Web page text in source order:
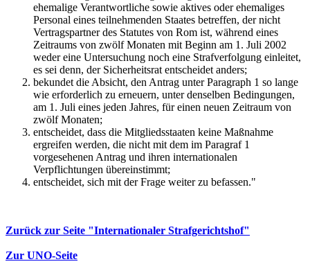
ehemalige Verantwortliche sowie aktives oder ehemaliges
Personal eines teilnehmenden Staates betreffen, der nicht
Vertragspartner des Statutes von Rom ist, während eines
Zeitraums von zwölf Monaten mit Beginn am 1. Juli 2002
weder eine Untersuchung noch eine Strafverfolgung einleitet,
es sei denn, der Sicherheitsrat entscheidet anders;
bekundet die Absicht, den Antrag unter Paragraph 1 so lange
wie erforderlich zu erneuern, unter denselben Bedingungen,
am 1. Juli eines jeden Jahres, für einen neuen Zeitraum von
zwölf Monaten;
entscheidet, dass die Mitgliedsstaaten keine Maßnahme
ergreifen werden, die nicht mit dem im Paragraf 1
vorgesehenen Antrag und ihren internationalen
Verpflichtungen übereinstimmt;
entscheidet, sich mit der Frage weiter zu befassen."
Zurück zur Seite "Internationaler Strafgerichtshof"
Zur UNO-Seite